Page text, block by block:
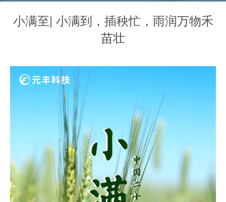
小满至| 小满到，插秧忙，雨润万物禾
苗壮